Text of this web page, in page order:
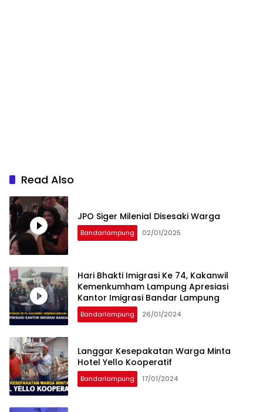
Read Also
JPO Siger Milenial Disesaki Warga
Bandarlampung 02/01/2025
Hari Bhakti Imigrasi Ke 74, Kakanwil
Kemenkumham Lampung Apresiasi
Kantor Imigrasi Bandar Lampung
Bandarlampung 26/01/2024
Langgar Kesepakatan Warga Minta
Hotel Yello Kooperatif
Bandarlampung 17/01/2024